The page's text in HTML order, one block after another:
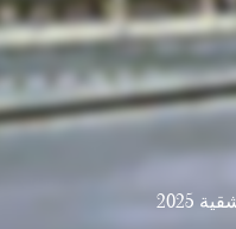
2025